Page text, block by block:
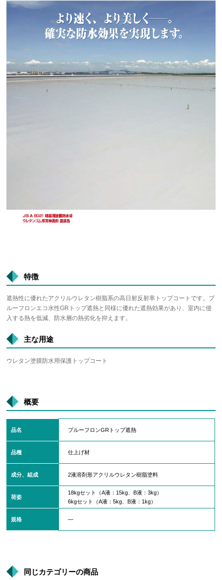
特徴
遮熱性に優れたアクリルウレタン樹脂系の高日射反射率トップコートです。プ
ルーフロンエコ水性GRトップ遮熱と同様に優れた遮熱効果があり、室内に侵
入する熱を低減、防水層の熱劣化を抑えます。
主な用途
ウレタン塗膜防水用保護トップコート
概要
品名 プルーフロンGRトップ遮熱
品種 仕上げ材
成分、組成 2液溶剤形アクリルウレタン樹脂塗料
荷姿
18kgセット（A液：15kg、B液：3kg）
6kgセット（A液：5kg、B液：1kg）
規格 ―
同じカテゴリーの商品